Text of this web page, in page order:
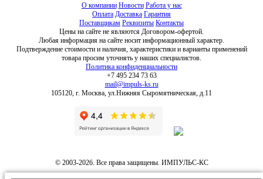
О компании Новости Работа у нас
Оплата Доставка Гарантия
Поставщикам Реквизиты Контакты
Цены на сайте не являются Договором-офертой.
Любая информация на сайте носит информационный характер.
Подтверждение стоимости и наличия, характеристики и варианты применений
товара просим уточнять у наших специалистов.
Политика конфиденциальности
+7 495 234 73 63
mail@impuls-ks.ru
105120, г. Москва, ул.Нижняя Сыромятническая, д.11
© 2003-2026. Все права защищены. ИМПУЛЬС-КС